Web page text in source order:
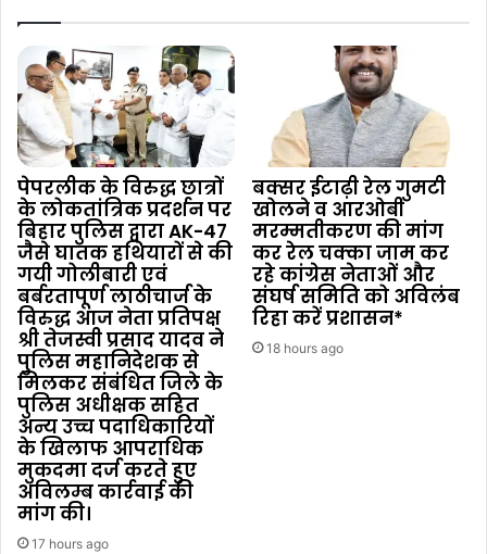
पेपरलीक के विरुद्ध छात्रों
के लोकतांत्रिक प्रदर्शन पर
बिहार पुलिस द्वारा AK-47
जैसे घातक हथियारों से की
गयी गोलीबारी एवं
बर्बरतापूर्ण लाठीचार्ज के
विरुद्ध आज नेता प्रतिपक्ष
श्री तेजस्वी प्रसाद यादव ने
पुलिस महानिदेशक से
मिलकर संबंधित जिले के
पुलिस अधीक्षक सहित
अन्य उच्च पदाधिकारियों
के खिलाफ आपराधिक
मुकदमा दर्ज करते हुए
अविलम्ब कार्रवाई की
मांग की।
17 hours ago
बक्सर ईटाढ़ी रेल गुमटी
खोलने व आरओबी
मरम्मतीकरण की मांग
कर रेल चक्का जाम कर
रहे कांग्रेस नेताओं और
संघर्ष समिति को अविलंब
रिहा करें प्रशासन*
18 hours ago